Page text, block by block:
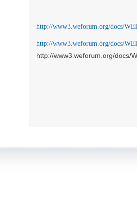
http://www3.weforum.org/docs/
http://www3.weforum.org/docs/
http://www3.weforum.org/docs/